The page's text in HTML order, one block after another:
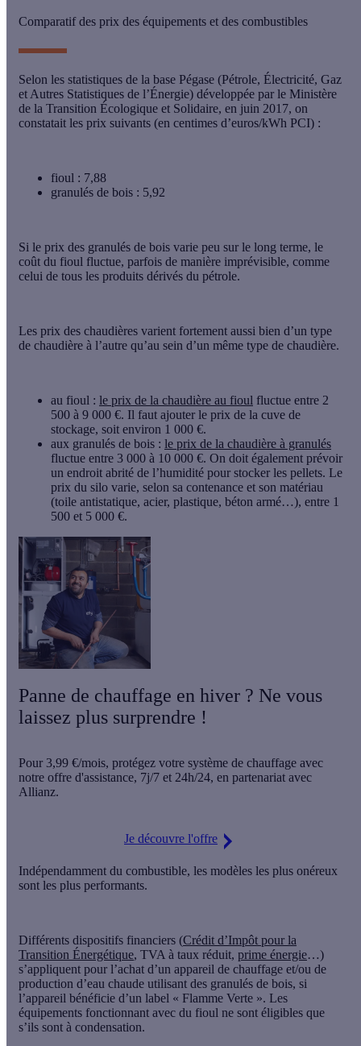
Comparatif des prix des équipements et des combustibles
Selon les statistiques de la base Pégase (Pétrole, Électricité, Gaz
et Autres Statistiques de l’Énergie) développée par le Ministère
de la Transition Écologique et Solidaire, en juin 2017, on
constatait les prix suivants (en centimes d’euros/kWh PCI) :
fioul : 7,88
granulés de bois : 5,92
Si le prix des granulés de bois varie peu sur le long terme, le
coût du fioul fluctue, parfois de manière imprévisible, comme
celui de tous les produits dérivés du pétrole.
Les prix des chaudières varient fortement aussi bien d’un type
de chaudière à l’autre qu’au sein d’un même type de chaudière.
au fioul : le prix de la chaudière au fioul fluctue entre 2
500 à 9 000 €. Il faut ajouter le prix de la cuve de
stockage, soit environ 1 000 €.
aux granulés de bois : le prix de la chaudière à granulés
fluctue entre 3 000 à 10 000 €. On doit également prévoir
un endroit abrité de l’humidité pour stocker les pellets. Le
prix du silo varie, selon sa contenance et son matériau
(toile antistatique, acier, plastique, béton armé…), entre 1
500 et 5 000 €.
Panne de chauffage en hiver ? Ne vous
laissez plus surprendre !
Pour 3,99 €/mois, protégez votre système de chauffage avec
notre offre d'assistance, 7j/7 et 24h/24, en partenariat avec
Allianz.
Je découvre l'offre
Indépendamment du combustible, les modèles les plus onéreux
sont les plus performants.
Différents dispositifs financiers (Crédit d’Impôt pour la
Transition Énergétique, TVA à taux réduit, prime énergie…)
s’appliquent pour l’achat d’un appareil de chauffage et/ou de
production d’eau chaude utilisant des granulés de bois, si
l’appareil bénéficie d’un label « Flamme Verte ». Les
équipements fonctionnant avec du fioul ne sont éligibles que
s’ils sont à condensation.